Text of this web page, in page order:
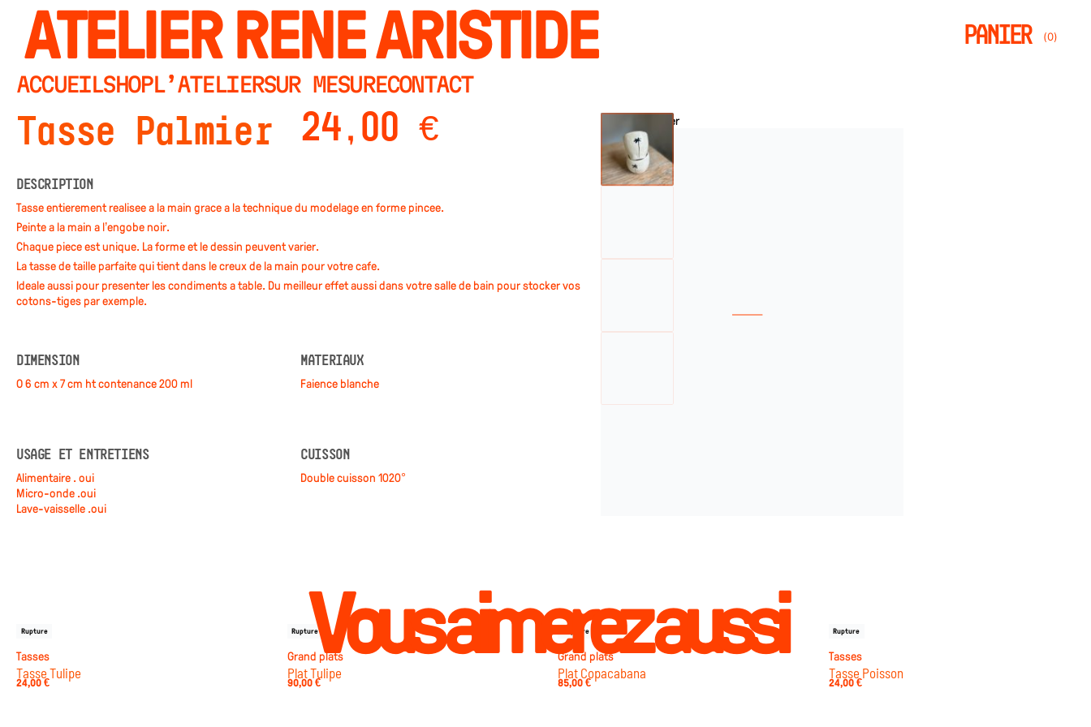
ATELIER RENE ARISTIDE PANIER 0
ACCUEILSHOPL’ATELIERSUR MESURECONTACT
Tasse Palmier 24,00€
DESCRIPTION
Tasse entièrement réalisée à la main grâce à la technique du modelage en forme pincée.
Peinte à la main à l’engobe noir.
Chaque pièce est unique. La forme et le dessin peuvent varier.
La tasse de taille parfaite qui tient dans le creux de la main pour votre café.
Idéale aussi pour présenter les condiments à table. Du meilleur effet aussi dans votre salle de bain pour stocker vos
cotons-tiges par exemple.
DIMENSION
Ø 6 cm x 7 cm ht contenance 200 ml
MATERIAUX
Faïence blanche
USAGE ET ENTRETIENS
Alimentaire : oui
Micro-onde :oui
Lave-vaisselle :oui
CUISSON
Double cuisson 1020°
Vous aimerez aussi
Rupture
Tasses
Tasse Tulipe
24,00€
Rupture
Grand plats
Plat Tulipe
90,00€
Rupture
Grand plats
Plat Copacabana
85,00€
Rupture
Tasses
Tasse Poisson
24,00€